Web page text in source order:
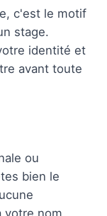
c'est le motif
stage.
identité et
avant toute
ou
bien le
nom.